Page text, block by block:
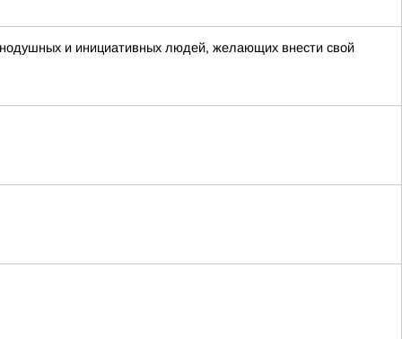
и инициативных людей, желающих внести свой